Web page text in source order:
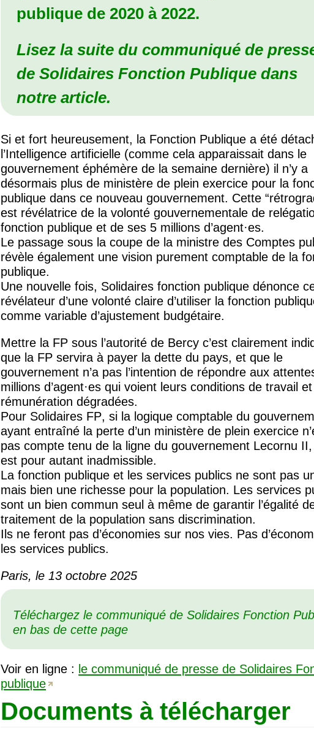
publique de 2020 à 2022.
Lisez la suite du communiqué de
de Solidaires Fonction Publique dans
notre article.
Si et fort heureusement, la Fonction Publique a été
l’Intelligence artificielle (comme cela apparaissait dans le
gouvernement éphémère de la semaine dernière) il n’y a
désormais plus de ministère de plein exercice pour la
publique dans ce nouveau gouvernement. Cette
est révélatrice de la volonté gouvernementale de
fonction publique et de ses 5 millions d’agent·es.
Le passage sous la coupe de la ministre des Comptes
révèle également une vision purement comptable de la
publique.
Une nouvelle fois, Solidaires fonction publique dénonce
révélateur d’une volonté claire d’utiliser la fonction
comme variable d’ajustement budgétaire.
Mettre la FP sous l’autorité de Bercy c’est clairement
que la FP servira à payer la dette du pays, et que le
gouvernement n’a pas l’intention de répondre aux
millions d’agent·es qui voient leurs conditions de travail
rémunération dégradées.
Pour Solidaires FP, si la logique comptable du
ayant entraîné la perte d’un ministère de plein exercice
pas compte tenu de la ligne du gouvernement Lecornu II
est pour autant inadmissible.
La fonction publique et les services publics ne sont pas
mais bien une richesse pour la population. Les services
sont un bien commun seul à même de garantir l’égalité
traitement de la population sans discrimination.
Ils ne feront pas d’économies sur nos vies. Pas
les services publics.
Paris, le 13 octobre 2025
Téléchargez le communiqué de Solidaires Fonction
en bas de cette page
Voir en ligne : le communiqué de presse de Solidaires
publique
Documents à télécharger